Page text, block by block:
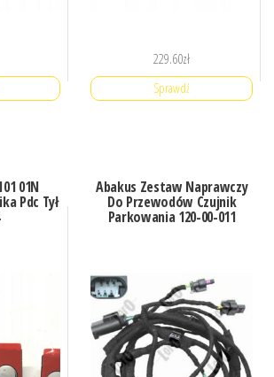
229.60zł
Sprawdź
01N
Pdc Tył
Abakus Zestaw Naprawczy
Do Przewodów Czujnik
Parkowania 120-00-011